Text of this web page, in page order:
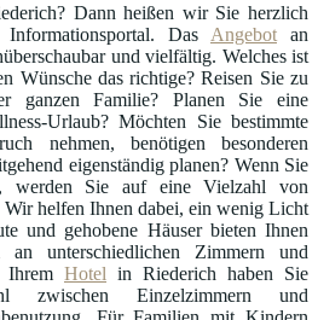
Dann heißen wir Sie herzlich
Das Angebot an
und vielfältig. Welches ist
Wünsche das richtige? Reisen Sie zu
ganzen Familie? Planen Sie eine
Urlaub? Möchten Sie bestimmte
nehmen, benötigen besonderen
eigenständig planen? Wenn Sie
werden Sie auf eine Vielzahl von
Wir helfen Ihnen dabei, ein wenig Licht
und gehobene Häuser bieten Ihnen
an unterschiedlichen Zimmern und
Ihrem Hotel in Riederich haben Sie
zwischen Einzelzimmern und